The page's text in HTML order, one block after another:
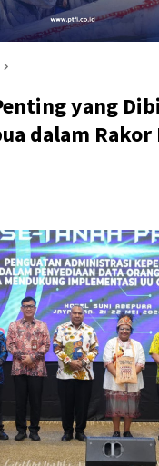
yang
dalam Rakor